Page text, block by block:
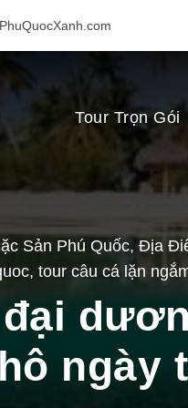
Tour Trọn Gói
Sản Phú Quốc, Địa
, tour câu cá lặn
ngày